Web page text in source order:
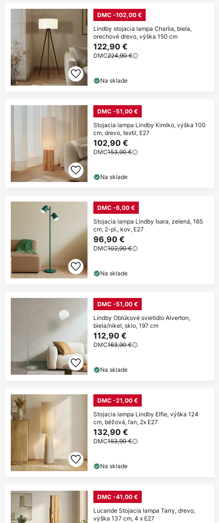
DMC -102,00 €
Lindby stojacia lampa Charlia, biela,
orechové drevo, výška 150 cm
122,90 €
DMC224,90 €
Na sklade
DMC -51,00 €
Stojacia lampa Lindby Kimiko, výška 100
cm, drevo, textil, E27
102,90 €
DMC153,90 €
Na sklade
DMC -6,00 €
Stojacia lampa Lindby Isara, zelená, 165
cm, 2-pl., kov, E27
96,90 €
DMC102,90 €
Na sklade
DMC -51,00 €
Lindby Oblúkové svietidlo Alverton,
biela/nikel, sklo, 197 cm
112,90 €
DMC163,90 €
Na sklade
DMC -21,00 €
Stojacia lampa Lindby Elfie, výška 124
cm, béžová, ľan, 2x E27
132,90 €
DMC153,90 €
Na sklade
DMC -41,00 €
Lucande Stojacia lampa Tarry, drevo,
výška 137 cm, 4 x E27